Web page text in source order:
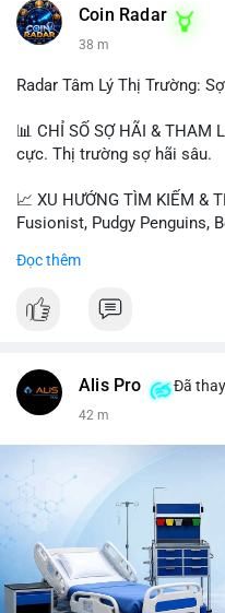
#vlikevn #titanbot
Coin Radar
38 m
Radar Tâm Lý Thị Trường:
📊 CHỈ SỐ SỢ HÃI & THAM
cực. Thị trường sợ hãi sâu.
📈 XU HƯỚNG TÌM KIẾM &
Fusionist, Pudgy Penguins,
tiêu, vũ khí hạt nhân, đội
UFC 310, Premier League,
MrBeast, Google. Binance
nhuận, $HFT/$SKYAI,
💬 DÒNG CHẢY TIN TỨC &
CoinTelegraph: Saylor nói
rõ ràng; CEX futures
thấp nhất từ tháng 12/
dự đoán human vs AI;
Đọc thêm
Alis Pro Đã thay
42 m